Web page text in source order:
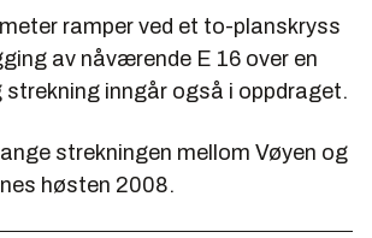
ramper ved et to-planskryss
av nåværende E 16 over en
strekning inngår også i oppdraget.
strekningen mellom Vøyen og
høsten 2008.